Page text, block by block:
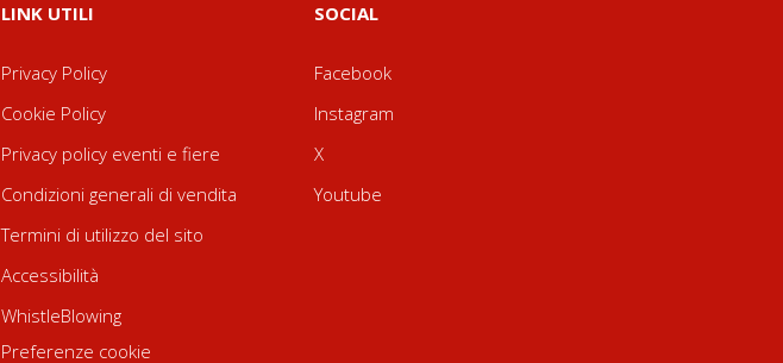
LINK UTILI
Privacy Policy
Cookie Policy
Privacy policy eventi e fiere
Condizioni generali di vendita
Termini di utilizzo del sito
Accessibilità
WhistleBlowing
Preferenze cookie
SOCIAL
Facebook
Instagram
X
Youtube